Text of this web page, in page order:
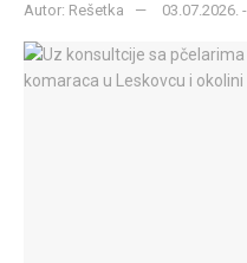
Autor: Rešetka 03.07.2026.